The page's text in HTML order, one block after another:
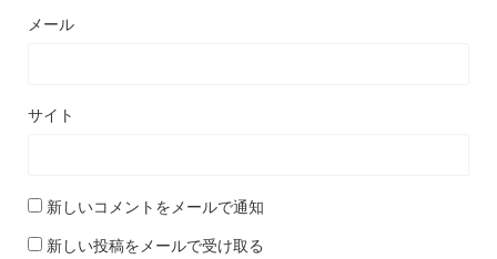
メール
サイト
新しいコメントをメールで通知
新しい投稿をメールで受け取る